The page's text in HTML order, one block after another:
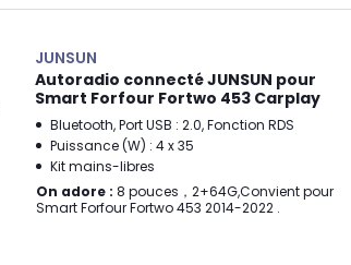
JUNSUN
Autoradio connecté JUNSUN pour
Smart Forfour Fortwo 453 Carplay
Bluetooth, Port USB : 2.0, Fonction RDS
Puissance (W) : 4 x 35
Kit mains-libres
On adore : 8 pouces，2+64G,Convient pour
Smart Forfour Fortwo 453 2014-2022 .